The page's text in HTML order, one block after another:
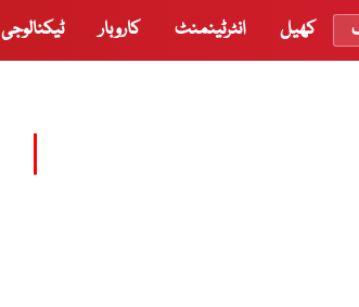
کھیل انٹرٹینمنٹ کاروبار ٹیکنالوجی